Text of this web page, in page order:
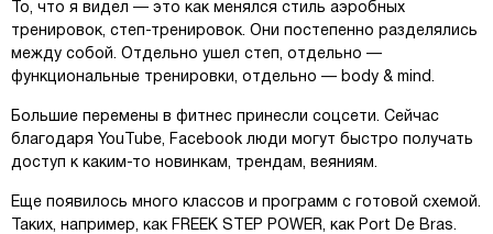
То, что я видел — это как менялся стиль аэробных
тренировок, степ-тренировок. Они постепенно разделялись
между собой. Отдельно ушел степ, отдельно —
функциональные тренировки, отдельно — body & mind.
Большие перемены в фитнес принесли соцсети. Сейчас
благодаря YouTube, Facebook люди могут быстро получать
доступ к каким-то новинкам, трендам, веяниям.
Еще появилось много классов и программ с готовой схемой.
Таких, например, как FREEK STEP POWER, как Port De Bras.